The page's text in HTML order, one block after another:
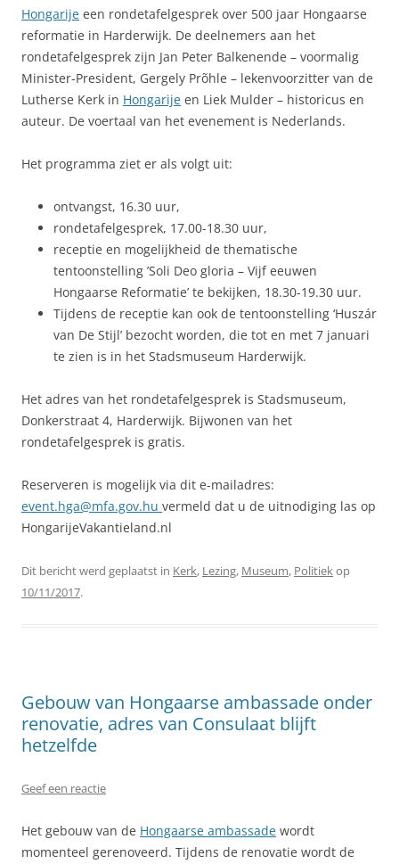
Hongarije een rondetafelgesprek over 500 jaar Hongaarse
reformatie in Harderwijk. De deelnemers aan het
rondetafelgesprek zijn Jan Peter Balkenende – voormalig
Minister-President, Gergely Prõhle – lekenvoorzitter van de
Lutherse Kerk in Hongarije en Liek Mulder – historicus en
auteur. De voertaal van het evenement is Nederlands.
Het programma ziet er als volgt uit:
ontvangst, 16.30 uur,
rondetafelgesprek, 17.00-18.30 uur,
receptie en mogelijkheid de thematische
tentoonstelling ’Soli Deo gloria – Vijf eeuwen
Hongaarse Reformatie’ te bekijken, 18.30-19.30 uur.
Tijdens de receptie kan ook de tentoonstelling ‘Huszár
van De Stijl’ bezocht worden, die tot en met 7 januari
te zien is in het Stadsmuseum Harderwijk.
Het adres van het rondetafelgesprek is Stadsmuseum,
Donkerstraat 4, Harderwijk. Bijwonen van het
rondetafelgesprek is gratis.
Reserveren is mogelijk via dit e-mailadres:
event.hga@mfa.gov.hu vermeld dat u de uitnodiging las op
HongarijeVakantieland.nl
Dit bericht werd geplaatst in Kerk, Lezing, Museum, Politiekop
10/11/2017.
Gebouw van Hongaarse ambassade onder
renovatie, adres van Consulaat blijft
hetzelfde
Geef een reactie
Het gebouw van de Hongaarse ambassade wordt
momenteel gerenoveerd. Tijdens de renovatie wordt de